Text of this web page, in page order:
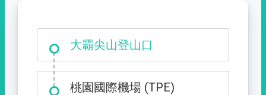
大霸尖山登山口
桃園國際機場 (TPE)